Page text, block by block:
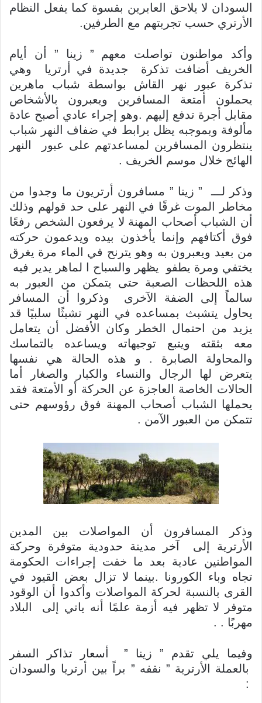
السودان لا يلاحق العابرين بقسوة كما يفعل النظام
الأرتري حسب تجربتهم مع الطرفين.
وأكد مواطنون تواصلت معهم ” زينا ” أن أيام
الخريف أضافت تذكرة جديدة في أرتريا وهي
تذكرة عبور نهر القاش بواسطة شباب ماهرين
يحملون أمتعة المسافرين ويعبرون بالأشخاص
مقابل أجرة تدفع إليهم .وهو إجراء عادي أصبح عادة
مألوفة وبموجبه يظل يرابط في ضفاف النهر شباب
ينتظرون المسافرين لمساعدتهم على عبور النهر
الهائج خلال موسم الخريف .
وذكر لـــ ” زينا ” مسافرون أرتريون ما وجدوا من
مخاطر الموت غرقًا في النهر على حد قولهم وذلك
أن الشباب أصحاب المهنة لا يرفعون الشخص رفعًا
فوق أكتافهم وإنما يأخذون بيده ويدعمون حركته
من بعيد ويعبرون به وهو يترنح في الماء مرة يغرق
يختفي ومرة يطفو يظهر والسباح ا لماهر يدير فيه
هذه اللحظات الصعبة حتى يتمكن من العبور به
سالماً إلى الضفة الآخرى وذكروا أن المسافر
يحاول يتشبث بمساعده في النهر تشبثًا سلبيًا قد
يزيد من احتمال الخطر وكان الأفضل أن يتعامل
معه بثقته ويتبع توجيهاته ويساعده بالتماسك
والمحاولة الصابرة . و هذه الحالة هي نفسها
يتعرض لها الرجال والنساء والكبار والصغار أما
الحالات الخاصة العاجزة عن الحركة أو الأمتعة فقد
يحملها الشباب أصحاب المهنة فوق رؤوسهم حتى
تتمكن من العبور الآمن .
وذكر المسافرون أن المواصلات بين المدين
الأرترية إلى آخر مدينة حدودية متوفرة وحركة
المواطنين عادية بعد ما خفت إجراءات الحكومة
تجاه وباء الكورونا .بينما لا تزال بعض القيود في
القرى بالنسبة لحركة المواصلات وأكدوا أن الوقود
متوفر لا تظهر فيه أزمة علمًا أنه ياتي إلى البلاد
مهربًا . .
وفيما يلي تقدم ” زينا ” أسعار تذاكر السفر
بالعملة الأرترية ” نقفه ” براً بين أرتريا والسودان
: